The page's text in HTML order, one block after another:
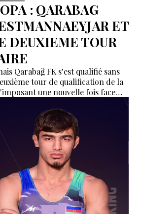
: QARABAG
ET
DEUXIEME TOUR
Qarabağ FK s'est qualifié sans
tour de qualification de la
une nouvelle fois face
jeudi soir à Reykjavik.